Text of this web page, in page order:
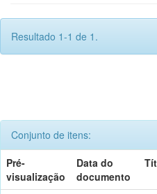
Resultado 1-1 de 1.
Conjunto de itens:
Pré-
visualização
Data do
documento